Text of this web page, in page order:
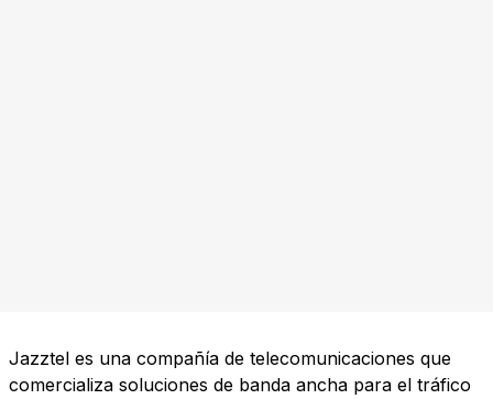
Jazztel es una compañía de telecomunicaciones que
comercializa soluciones de banda ancha para el tráfico